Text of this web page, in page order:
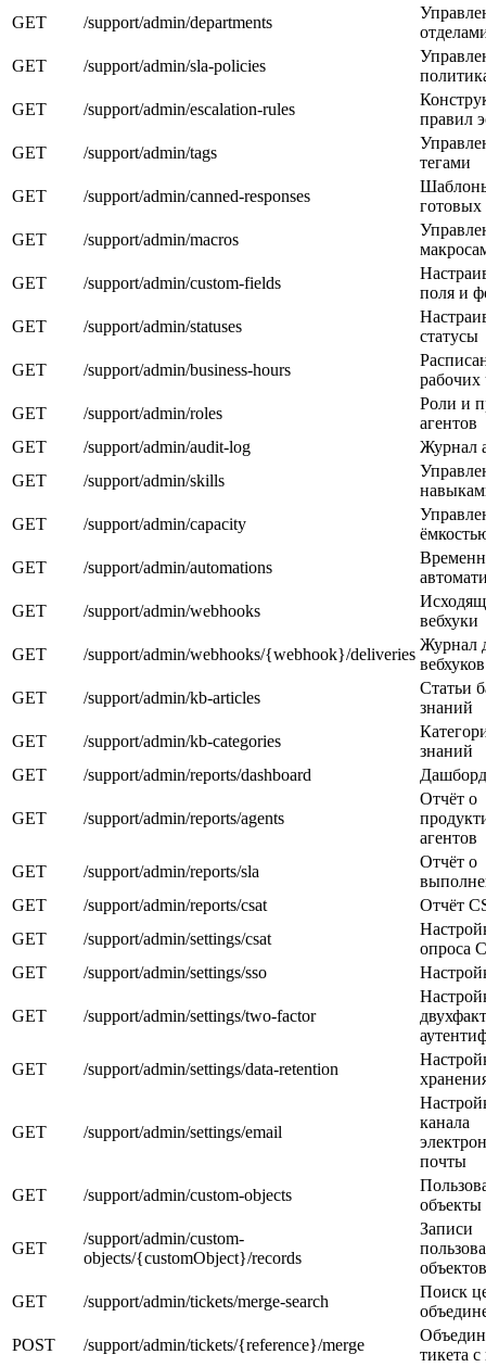
GET
/support/admin/departments
GET
/support/admin/sla-policies
GET
/support/admin/escalation-rules
правил
GET
/support/admin/tags
тегами
GET
/support/admin/canned-responses
готовых
GET
/support/admin/macros
GET
/support/admin/custom-fields
поля и
GET
/support/admin/statuses
статусы
GET
/support/admin/business-hours
рабочих
GET
/support/admin/roles
Роли и
агентов
GET
/support/admin/audit-log
Журнал
GET
/support/admin/skills
GET
/support/admin/capacity
GET
/support/admin/automations
GET
/support/admin/webhooks
вебхуки
GET
/support/admin/webhooks/{webhook}/deliveries
Журнал
вебхуков
GET
/support/admin/kb-articles
Статьи
знаний
GET
/support/admin/kb-categories
знаний
GET
/support/admin/reports/dashboard
GET /support/admin/reports/agents
Отчёт о
агентов
GET
/support/admin/reports/sla
Отчёт о
GET
/support/admin/reports/csat
Отчёт
GET
/support/admin/settings/csat
опроса
GET
/support/admin/settings/sso
GET /support/admin/settings/two-factor
GET
/support/admin/settings/data-retention
GET /support/admin/settings/email
канала
почты
GET
/support/admin/custom-objects
объекты
GET
/support/admin/custom-
objects/{customObject}/records
Записи
объектов
GET
/support/admin/tickets/merge-search
Поиск
POST
/support/admin/tickets/{reference}/merge
тикета